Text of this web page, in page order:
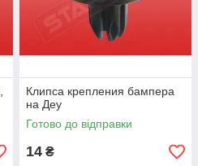
Клипса крепления бампера
на Деу
Готово до відправки
14 ₴